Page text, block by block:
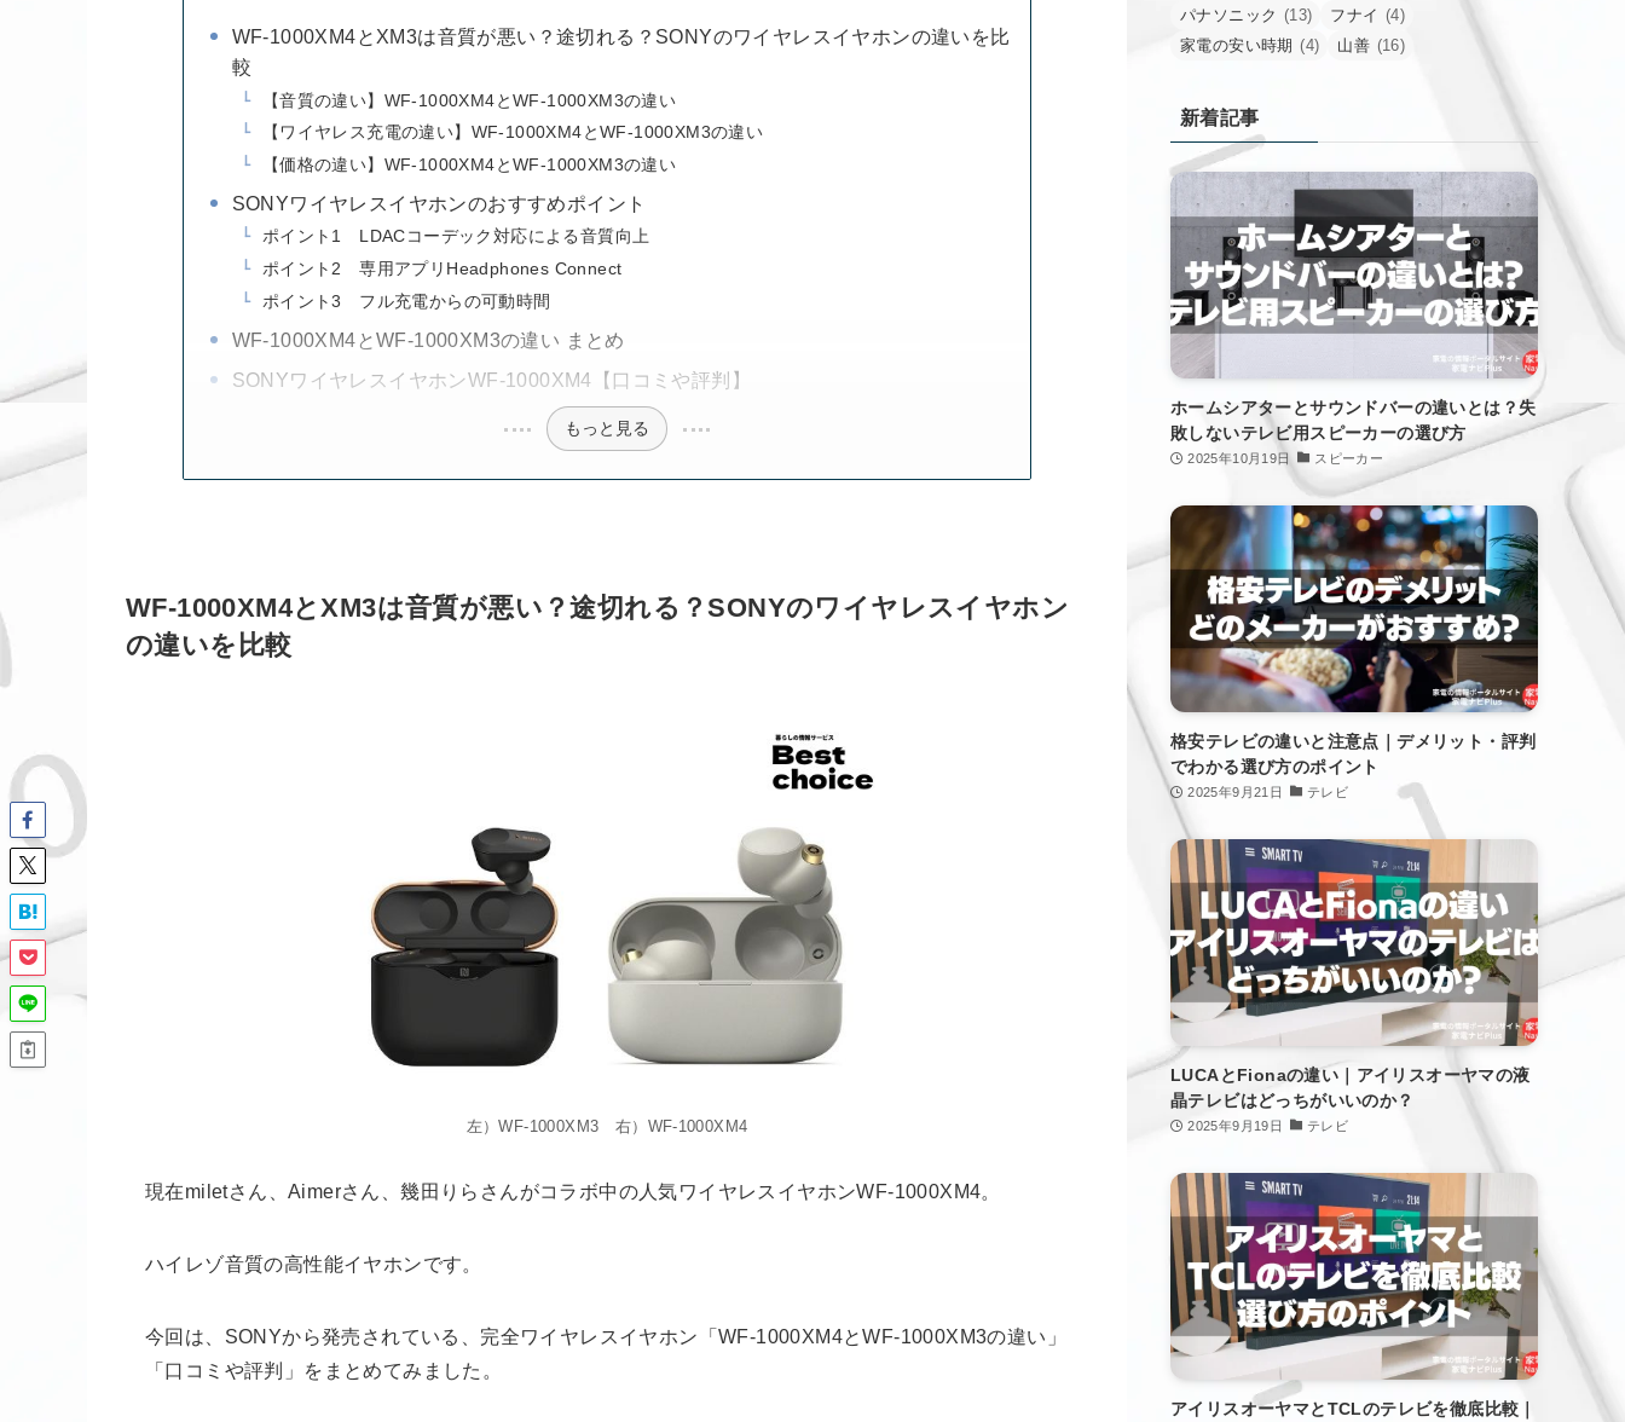
WF-1000XM4とXM3は音質が悪い？途切れる？SONYのワイヤレスイヤホンの違いを比
較
【音質の違い】WF-1000XM4とWF-1000XM3の違い
【ワイヤレス充電の違い】WF-1000XM4とWF-1000XM3の違い
【価格の違い】WF-1000XM4とWF-1000XM3の違い
SONYワイヤレスイヤホンのおすすめポイント
ポイント1 LDACコーデック対応による音質向上
ポイント2 専用アプリHeadphones Connect
ポイント3 フル充電からの可動時間
WF-1000XM4とWF-1000XM3の違い まとめ
SONYワイヤレスイヤホンWF-1000XM4【口コミや評判】
もっと見る
WF-1000XM4とXM3は音質が悪い？途切れる？SONYのワイヤレスイヤホン
の違いを比較
左）WF-1000XM3 右）WF-1000XM4
現在miletさん、Aimerさん、幾田りらさんがコラボ中の人気ワイヤレスイヤホンWF-1000XM4。
ハイレゾ音質の高性能イヤホンです。
今回は、SONYから発売されている、完全ワイヤレスイヤホン「WF-1000XM4とWF-1000XM3の違い」
「口コミや評判」をまとめてみました。
パナソニック (13) フナイ (4)
家電の安い時期 (4) 山善 (16)
新着記事
ホームシアターとサウンドバーの違いとは？失
敗しないテレビ用スピーカーの選び方
2025年10月19日 スピーカー
格安テレビの違いと注意点｜デメリット・評判
でわかる選び方のポイント
2025年9月21日 テレビ
LUCAとFionaの違い｜アイリスオーヤマの液
晶テレビはどっちがいいのか？
2025年9月19日 テレビ
アイリスオーヤマとTCLのテレビを徹底比較｜